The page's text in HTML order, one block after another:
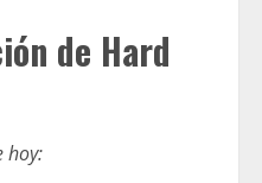
de Hard
hoy: